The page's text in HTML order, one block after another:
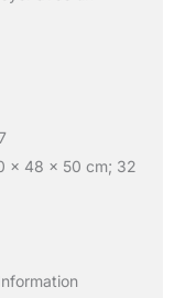
x 48 x 50 cm; 32